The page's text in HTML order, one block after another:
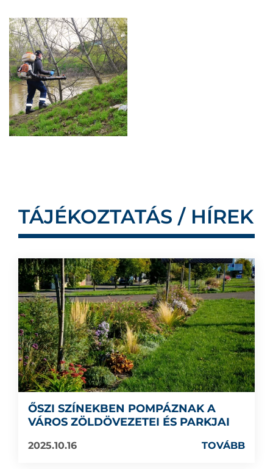
TÁJÉKOZTATÁS / HÍREK
ŐSZI SZÍNEKBEN POMPÁZNAK A
VÁROS ZÖLDÖVEZETEI ÉS PARKJAI
2025.10.16 TOVÁBB